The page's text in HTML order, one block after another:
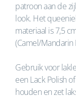
patroon aan de
look. Het
materiaal is 7,5
(Camel/Mandarin
Gebruik voor
een Lack Polish
houden en zet